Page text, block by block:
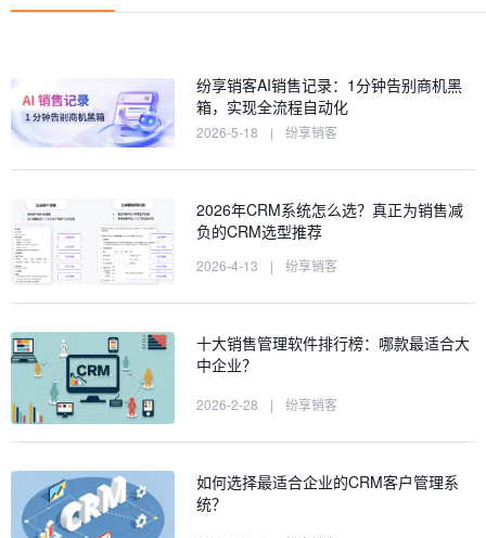
纷享销客AI销售记录：1分钟告别商机黑
箱，实现全流程自动化
2026-5-18 | 纷享销客
2026年CRM系统怎么选？真正为销售减
负的CRM选型推荐
2026-4-13 | 纷享销客
十大销售管理软件排行榜：哪款最适合大
中企业？
2026-2-28 | 纷享销客
如何选择最适合企业的CRM客户管理系
统？